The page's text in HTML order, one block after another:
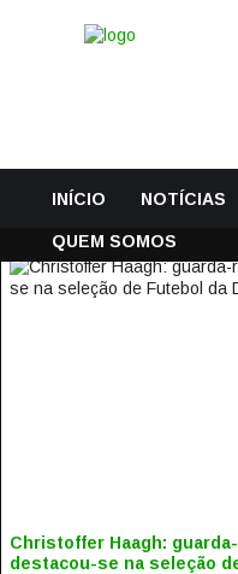
INÍCIO NOTÍCIAS
QUEM SOMOS
Christoffer Haagh:
destacou-se na seleção